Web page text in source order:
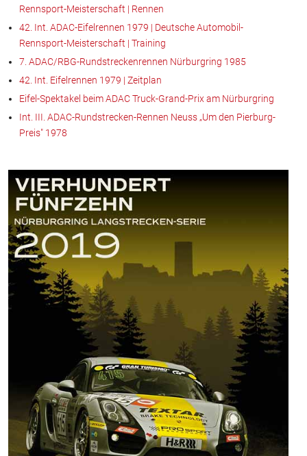
Rennsport-Meisterschaft | Rennen
42. Int. ADAC-Eifelrennen 1979 | Deutsche Automobil-
Rennsport-Meisterschaft | Training
7. ADAC/RBG-Rundstreckenrennen Nürburgring 1985
42. Int. Eifelrennen 1979 | Zeitplan
Eifel-Spektakel beim ADAC Truck-Grand-Prix am Nürburgring
Int. III. ADAC-Rundstrecken-Rennen Neuss „Um den Pierburg-
Preis" 1978